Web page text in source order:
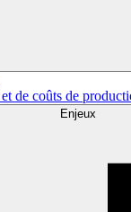
de coûts de
Enjeux